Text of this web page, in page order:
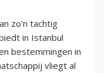
zo’n tachtig
in Istanbul
bestemmingen in
vliegt al